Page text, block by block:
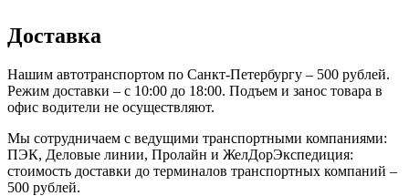
Доставка
Нашим автотранспортом по Санкт-Петербургу – 500 рублей.
Режим доставки – с 10:00 до 18:00. Подъем и занос товара в
офис водители не осуществляют.
Мы сотрудничаем с ведущими транспортными компаниями:
ПЭК, Деловые линии, Пролайн и ЖелДорЭкспедиция:
стоимость доставки до терминалов транспортных компаний –
500 рублей.